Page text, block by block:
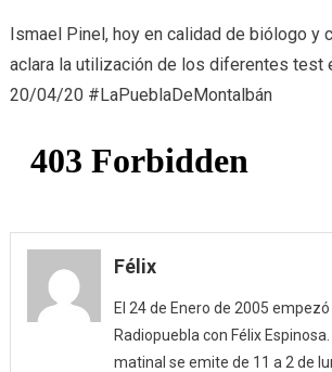
Ismael Pinel, hoy en calidad de biólogo y
aclara la utilización de los diferentes test
20/04/20 #LaPueblaDeMontalbán
Félix
El 24 de Enero de 2005 empezó
Radiopuebla con Félix
matinal se emite de 11 a 2 de